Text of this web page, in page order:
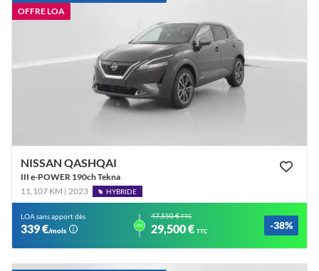
OFFRE LOA
NISSAN QASHQAI
III e-POWER 190ch Tekna
11,107 KM | 2023
HYBRIDE
LOA sans apport dès
339 €/mois
ou
47,550 €TTC
29,500 € TTC -38%